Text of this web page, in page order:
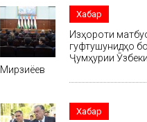
Хабар
Изҳороти
гуфтушунидҳо
Ҷумҳурии
Мирзиёев
Хабар